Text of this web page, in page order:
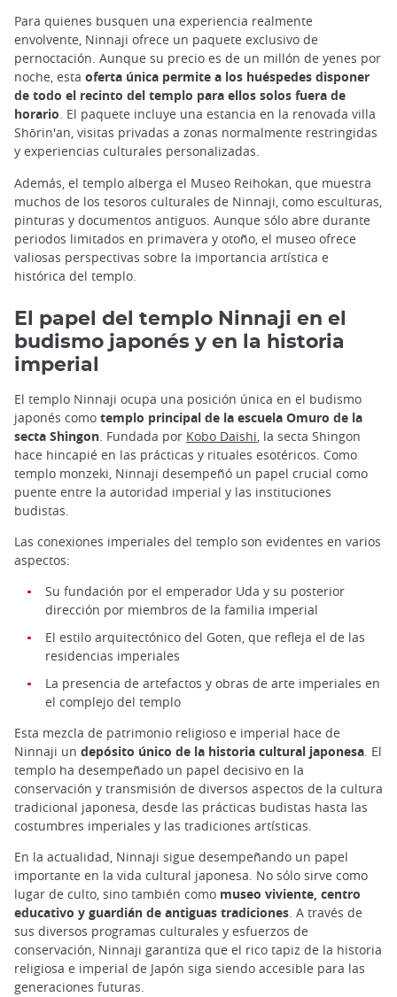
Para quienes busquen una experiencia realmente
envolvente, Ninnaji ofrece un paquete exclusivo de
pernoctación. Aunque su precio es de un millón de yenes por
noche, esta oferta única permite a los huéspedes disponer
de todo el recinto del templo para ellos solos fuera de
horario. El paquete incluye una estancia en la renovada villa
Shōrin'an, visitas privadas a zonas normalmente restringidas
y experiencias culturales personalizadas.
Además, el templo alberga el Museo Reihokan, que muestra
muchos de los tesoros culturales de Ninnaji, como esculturas,
pinturas y documentos antiguos. Aunque sólo abre durante
periodos limitados en primavera y otoño, el museo ofrece
valiosas perspectivas sobre la importancia artística e
histórica del templo.
El papel del templo Ninnaji en el
budismo japonés y en la historia
imperial
El templo Ninnaji ocupa una posición única en el budismo
japonés como templo principal de la escuela Omuro de la
secta Shingon . Fundada por Kobo Daishi , la secta Shingon
hace hincapié en las prácticas y rituales esotéricos. Como
templo monzeki, Ninnaji desempeñó un papel crucial como
puente entre la autoridad imperial y las instituciones
budistas.
Las conexiones imperiales del templo son evidentes en varios
aspectos:
Su fundación por el emperador Uda y su posterior
dirección por miembros de la familia imperial
El estilo arquitectónico del Goten, que refleja el de las
residencias imperiales
La presencia de artefactos y obras de arte imperiales en
el complejo del templo
Esta mezcla de patrimonio religioso e imperial hace de
Ninnaji un depósito único de la historia cultural japonesa. El
templo ha desempeñado un papel decisivo en la
conservación y transmisión de diversos aspectos de la cultura
tradicional japonesa, desde las prácticas budistas hasta las
costumbres imperiales y las tradiciones artísticas.
En la actualidad, Ninnaji sigue desempeñando un papel
importante en la vida cultural japonesa. No sólo sirve como
lugar de culto, sino también como museo viviente, centro
educativo y guardián de antiguas tradiciones. A través de
sus diversos programas culturales y esfuerzos de
conservación, Ninnaji garantiza que el rico tapiz de la historia
religiosa e imperial de Japón siga siendo accesible para las
generaciones futuras.